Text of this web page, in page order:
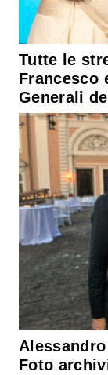
Tutte le
Francesco
Generali
Foto